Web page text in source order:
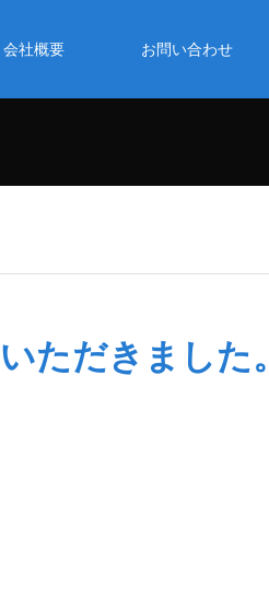
会社概要 お問い合わせ
ただきました。